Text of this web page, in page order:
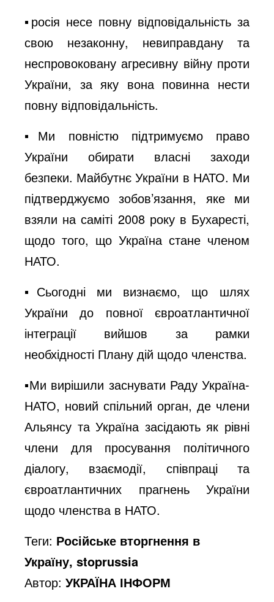
▪️росія несе повну відповідальність за
свою незаконну, невиправдану та
неспровоковану агресивну війну проти
України, за яку вона повинна нести
повну відповідальність.
▪️Ми повністю підтримуємо право
України обирати власні заходи
безпеки. Майбутнє України в НАТО. Ми
підтверджуємо зобов’язання, яке ми
взяли на саміті 2008 року в Бухаресті,
щодо того, що Україна стане членом
НАТО.
▪️Сьогодні ми визнаємо, що шлях
України до повної євроатлантичної
інтеграції вийшов за рамки
необхідності Плану дій щодо членства.
▪️Ми вирішили заснувати Раду Україна-
НАТО, новий спільний орган, де члени
Альянсу та Україна засідають як рівні
члени для просування політичного
діалогу, взаємодії, співпраці та
євроатлантичних прагнень України
щодо членства в НАТО.
Теги: Російське вторгнення в
Україну, stoprussia
Автор:УКРАЇНА ІНФОРМ